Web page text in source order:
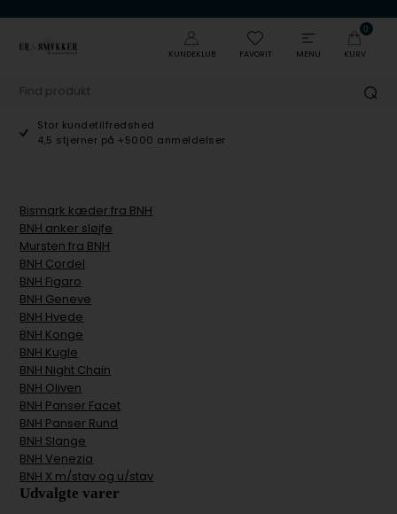
KUNDEKLUB FAVORIT MENU
0
KURV
Stor kundetilfredshed
4,5 stjerner på +5000 anmeldelser
Bismark kæder fra BNH
BNH anker sløjfe
Mursten fra BNH
BNH Cordel
BNH Figaro
BNH Geneve
BNH Hvede
BNH Konge
BNH Kugle
BNH Night Chain
BNH Oliven
BNH Panser Facet
BNH Panser Rund
BNH Slange
BNH Venezia
BNH X m/stav og u/stav
Udvalgte varer